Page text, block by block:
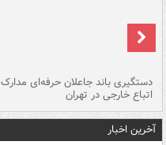
دستگیری باند جاعلان حرفه‌ای مدارک
اتباع خارجی در تهران
آخرین اخبار